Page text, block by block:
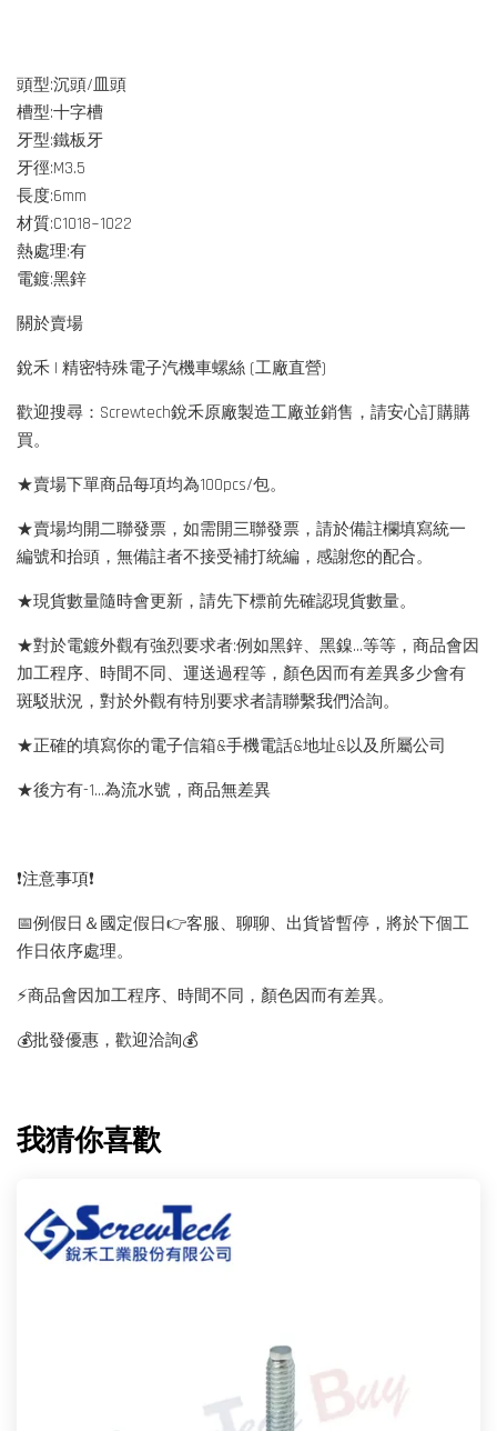
頭型:沉頭/皿頭
槽型:十字槽
牙型:鐵板牙
牙徑:M3.5
長度:6mm
材質:C1018~1022
熱處理:有
電鍍:黑鋅
關於賣場
銳禾 | 精密特殊電子汽機車螺絲 (工廠直營)
歡迎搜尋：Screwtech銳禾原廠製造工廠並銷售，請安心訂購購
買。
★賣場下單商品每項均為100pcs/包。
★賣場均開二聯發票，如需開三聯發票，請於備註欄填寫統一
編號和抬頭，無備註者不接受補打統編，感謝您的配合。
★現貨數量隨時會更新，請先下標前先確認現貨數量。
★對於電鍍外觀有強烈要求者:例如黑鋅、黑鎳...等等，商品會因
加工程序、時間不同、運送過程等，顏色因而有差異多少會有
斑駁狀況，對於外觀有特別要求者請聯繫我們洽詢。
★正確的填寫你的電子信箱&手機電話&地址&以及所屬公司
★後方有-1…為流水號，商品無差異
❗️注意事項❗️
📅例假日＆國定假日👉客服、聊聊、出貨皆暫停，將於下個工
作日依序處理。
⚡️商品會因加工程序、時間不同，顏色因而有差異。
💰批發優惠，歡迎洽詢💰
我猜你喜歡